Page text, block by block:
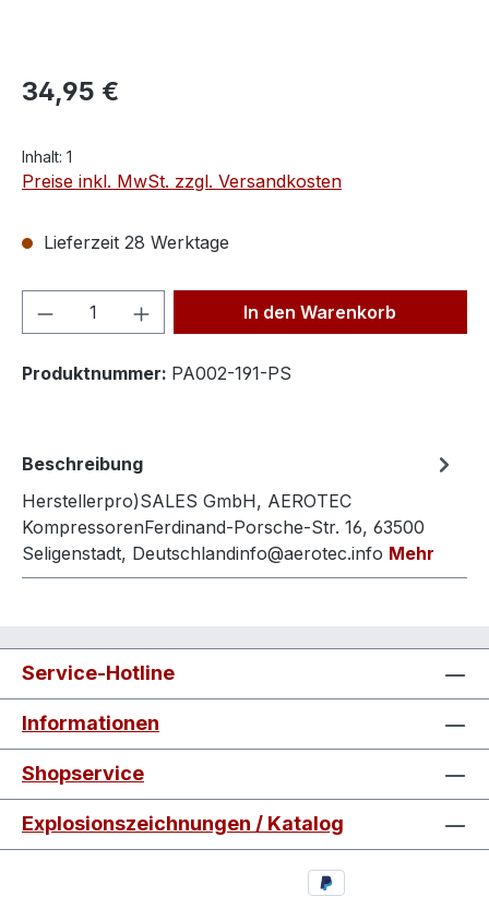
34,95 €
Inhalt: 1
Preise inkl. MwSt. zzgl. Versandkosten
Lieferzeit 28 Werktage
Produkt Anzahl: Gib denIn den Warenkorb
Produktnummer: PA002-191-PS
Beschreibung
Herstellerpro)SALES GmbH, AEROTEC
KompressorenFerdinand-Porsche-Str. 16, 63500
Seligenstadt, Deutschlandinfo@aerotec.info Mehr
Service-Hotline
Informationen
Shopservice
Explosionszeichnungen / Katalog